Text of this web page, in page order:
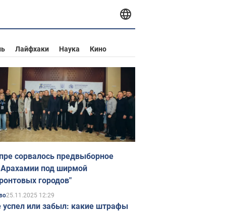
Лайфхаки Наука Кино
сорвалось предвыборное
Арахамии под ширмой
городов"
25.11.2025 12:29
успел или забыл: какие штрафы